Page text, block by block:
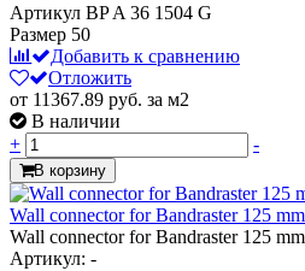
Артикул BP A 36 1504 G
Размер 50
Добавить к сравнению
Отложить
от 11367.89 руб. за м2
В наличии
+
-
В корзину
Wall connector for Bandraster 125
Wall connector for Bandraster 125
Артикул: -